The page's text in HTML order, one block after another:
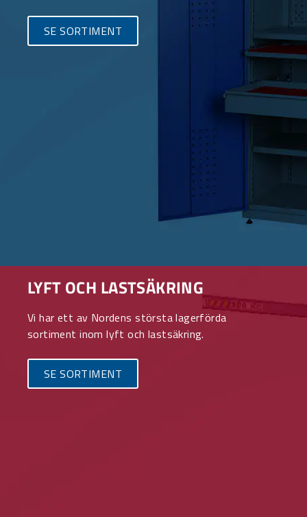
SE SORTIMENT
LYFT OCH LASTSÄKRING
Vi har ett av Nordens största lagerförda
sortiment inom lyft och lastsäkring.
SE SORTIMENT